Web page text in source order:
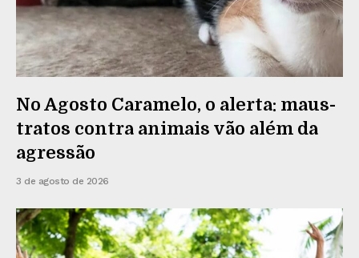
No Agosto Caramelo, o alerta: maus-
tratos contra animais vão além da
agressão
3 de agosto de 2026